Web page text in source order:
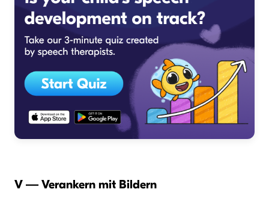
V — Verankern mit Bildern